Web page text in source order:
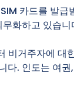
카드를 발급
화하고 있습니
비거주자에 대
다. 인도는 여